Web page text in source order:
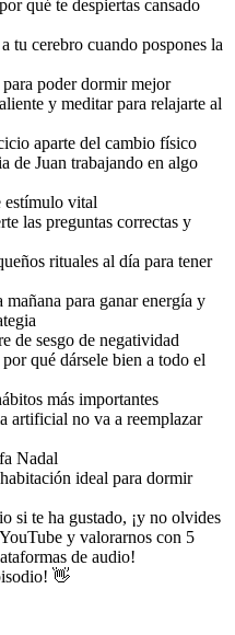
qué te despiertas cansado
tu cerebro cuando pospones la
poder dormir mejor
y meditar para relajarte al
aparte del cambio físico
de Juan trabajando en algo
estímulo vital
las preguntas correctas y
rituales al día para tener
para ganar energía y
de sesgo de negatividad
qué dársele bien a todo el
más importantes
artificial no va a reemplazar
Nadal
ideal para dormir
si te ha gustado, ¡y no olvides
y valorarnos con 5
de audio!
👋